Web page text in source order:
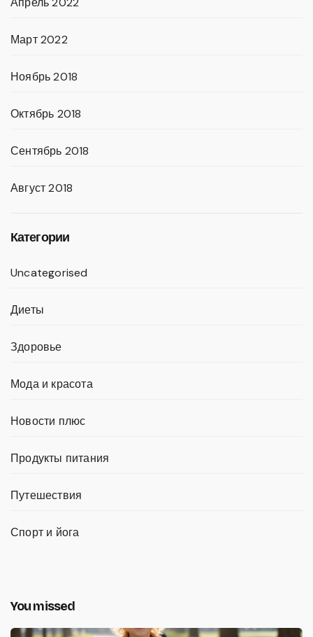
Март 2022
Ноябрь 2018
Октябрь 2018
Сентябрь 2018
Август 2018
Категории
Uncategorised
Диеты
Здоровье
Мода и красота
Новости плюс
Продукты питания
Путешествия
Спорт и йога
You missed